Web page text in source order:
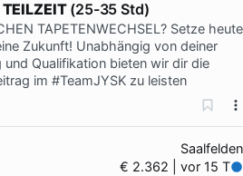
TEILZEIT(25-35 Std)
TAPETENWECHSEL? Setze heute
Zukunft! Unabhängig von deiner
Qualifikation bieten wir dir die
im #TeamJYSK zu leisten
Saalfelden
€ 2.362 | vor 15 T